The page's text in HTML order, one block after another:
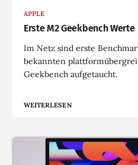
APPLE
Erste M2 Geekbench Werte
Im Netz sind erste
bekannten
Geekbench aufgetaucht.
WEITERLESEN